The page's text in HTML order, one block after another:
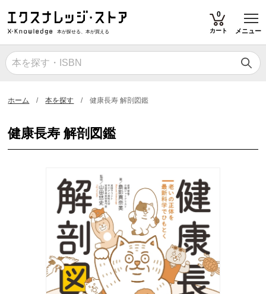
本が探せる、本が買える
0
カート メニュー
ホーム 本を探す 健康長寿 解剖図鑑
健康長寿 解剖図鑑